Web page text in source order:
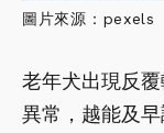
圖片來源：pexels
老年犬出現反
異常，越能及